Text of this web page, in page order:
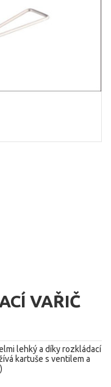
VAŘIČ
lehký a díky rozkládací
kartuše s ventilem a